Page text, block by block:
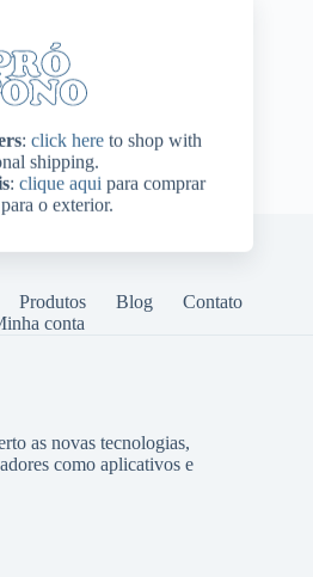
: click here to shop with
shipping.
: clique aqui para comprar
o exterior.
Produtos Blog
Contato
conta
as novas tecnologias,
como aplicativos e